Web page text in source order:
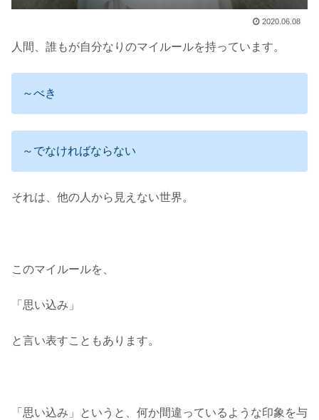
2020.06.08
人間、誰もが自分なりのマイルールを持っています。
～べき
～でなければならない
それは、他の人から見えない世界。
このマイルールを、
「思い込み」
と言い表すこともあります。
「思い込み」というと、何か間違っているような印象を与